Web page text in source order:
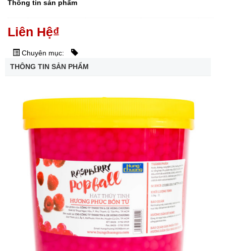
Thông tin sản phẩm
Liên Hệ₫
Chuyên mục:
THÔNG TIN SẢN PHẨM